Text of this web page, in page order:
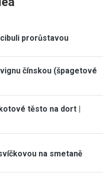
prorůstavou
čínskou (špagetové
těsto na dort |
na smetaně